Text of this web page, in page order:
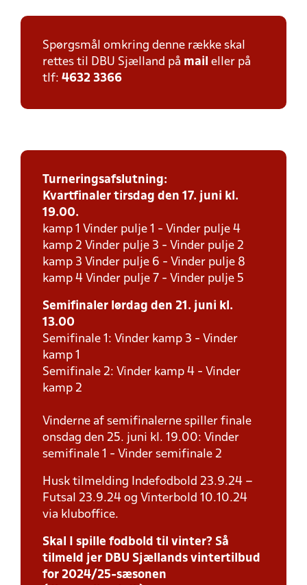
Spørgsmål omkring denne række skal
rettes til DBU Sjælland på mail eller på
tlf: 4632 3366
Turneringsafslutning:
Kvartfinaler tirsdag den 17. juni kl.
19.00.
kamp 1 Vinder pulje 1 - Vinder pulje 4
kamp 2 Vinder pulje 3 - Vinder pulje 2
kamp 3 Vinder pulje 6 - Vinder pulje 8
kamp 4 Vinder pulje 7 - Vinder pulje 5
Semifinaler lørdag den 21. juni kl.
13.00
Semifinale 1: Vinder kamp 3 - Vinder
kamp 1
Semifinale 2: Vinder kamp 4 - Vinder
kamp 2
Vinderne af semifinalerne spiller finale
onsdag den 25. juni kl. 19.00: Vinder
semifinale 1 - Vinder semifinale 2
Husk tilmelding Indefodbold 23.9.24 –
Futsal 23.9.24 og Vinterbold 10.10.24
via kluboffice.
Skal I spille fodbold til vinter? Så
tilmeld jer DBU Sjællands vintertilbud
for 2024/25-sæsonen